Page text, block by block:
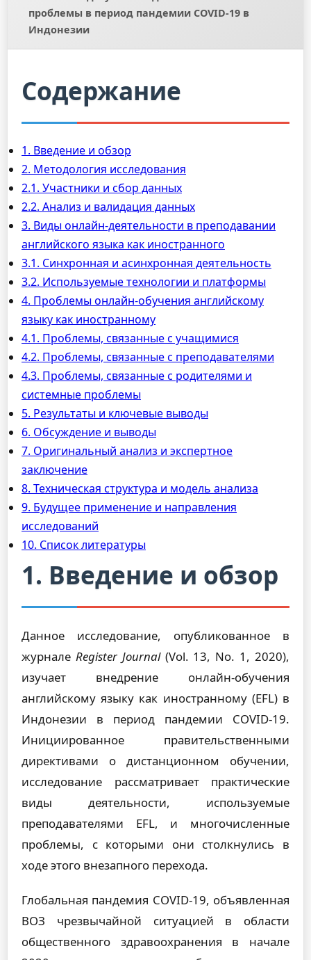
проблемы в период пандемии COVID-19 в
Индонезии
Содержание
1. Введение и обзор
2. Методология исследования
2.1. Участники и сбор данных
2.2. Анализ и валидация данных
3. Виды онлайн-деятельности в преподавании
английского языка как иностранного
3.1. Синхронная и асинхронная деятельность
3.2. Используемые технологии и платформы
4. Проблемы онлайн-обучения английскому
языку как иностранному
4.1. Проблемы, связанные с учащимися
4.2. Проблемы, связанные с преподавателями
4.3. Проблемы, связанные с родителями и
системные проблемы
5. Результаты и ключевые выводы
6. Обсуждение и выводы
7. Оригинальный анализ и экспертное
заключение
8. Техническая структура и модель анализа
9. Будущее применение и направления
исследований
10. Список литературы
1. Введение и обзор
Данное исследование, опубликованное в
журнале Register Journal(Vol. 13, No. 1, 2020),
изучает внедрение онлайн-обучения
английскому языку как иностранному (EFL) в
Индонезии в период пандемии COVID-19.
Инициированное правительственными
директивами о дистанционном обучении,
исследование рассматривает практические
виды деятельности, используемые
преподавателями EFL, и многочисленные
проблемы, с которыми они столкнулись в
ходе этого внезапного перехода.
Глобальная пандемия COVID-19, объявленная
ВОЗ чрезвычайной ситуацией в области
общественного здравоохранения в начале